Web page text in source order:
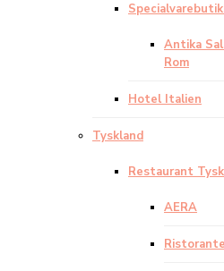
Antika
Rom
Hotel Italien
Tyskland
Restaurant
AERA